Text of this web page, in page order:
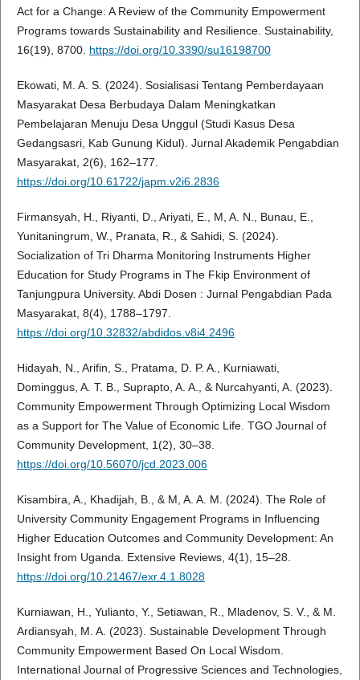
Act for a Change: A Review of the Community Empowerment
Programs towards Sustainability and Resilience. Sustainability,
16(19), 8700. https://doi.org/10.3390/su16198700
Ekowati, M. A. S. (2024). Sosialisasi Tentang Pemberdayaan
Masyarakat Desa Berbudaya Dalam Meningkatkan
Pembelajaran Menuju Desa Unggul (Studi Kasus Desa
Gedangsasri, Kab Gunung Kidul). Jurnal Akademik Pengabdian
Masyarakat, 2(6), 162–177.
https://doi.org/10.61722/japm.v2i6.2836
Firmansyah, H., Riyanti, D., Ariyati, E., M, A. N., Bunau, E.,
Yunitaningrum, W., Pranata, R., & Sahidi, S. (2024).
Socialization of Tri Dharma Monitoring Instruments Higher
Education for Study Programs in The Fkip Environment of
Tanjungpura University. Abdi Dosen : Jurnal Pengabdian Pada
Masyarakat, 8(4), 1788–1797.
https://doi.org/10.32832/abdidos.v8i4.2496
Hidayah, N., Arifin, S., Pratama, D. P. A., Kurniawati,
Dominggus, A. T. B., Suprapto, A. A., & Nurcahyanti, A. (2023).
Community Empowerment Through Optimizing Local Wisdom
as a Support for The Value of Economic Life. TGO Journal of
Community Development, 1(2), 30–38.
https://doi.org/10.56070/jcd.2023.006
Kisambira, A., Khadijah, B., & M, A. A. M. (2024). The Role of
University Community Engagement Programs in Influencing
Higher Education Outcomes and Community Development: An
Insight from Uganda. Extensive Reviews, 4(1), 15–28.
https://doi.org/10.21467/exr.4.1.8028
Kurniawan, H., Yulianto, Y., Setiawan, R., Mladenov, S. V., & M.
Ardiansyah, M. A. (2023). Sustainable Development Through
Community Empowerment Based On Local Wisdom.
International Journal of Progressive Sciences and Technologies,